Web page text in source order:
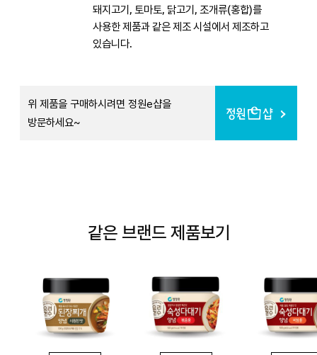
돼지고기, 토마토, 닭고기, 조개류(홍합)를
사용한 제품과 같은 제조 시설에서 제조하고
있습니다.
위 제품을 구매하시려면 정원e샵을
방문하세요~
같은 브랜드 제품보기